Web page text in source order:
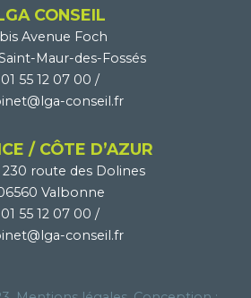
CONSEIL
Avenue Foch
Maur-des-Fossés
01 55 12 07 00 /
conseil.fr
/ CÔTE D’AZUR
230 route des Dolines
Valbonne
01 55 12 07 00 /
conseil.fr